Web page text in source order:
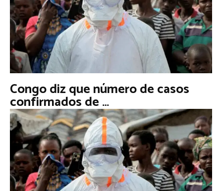
Congo diz que número de casos
confirmados de …